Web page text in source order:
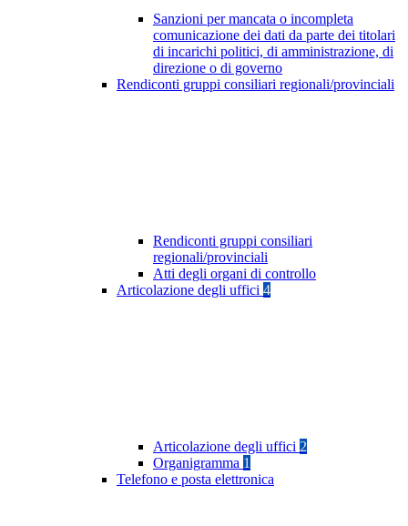
Sanzioni per mancata o incompleta
comunicazione dei dati da parte dei titolari
di incarichi politici, di amministrazione, di
direzione o di governo
Rendiconti gruppi consiliari regionali/provinciali
Rendiconti gruppi consiliari
regionali/provinciali
Atti degli organi di controllo
Articolazione degli uffici 4
Articolazione degli uffici 2
Organigramma 1
Telefono e posta elettronica